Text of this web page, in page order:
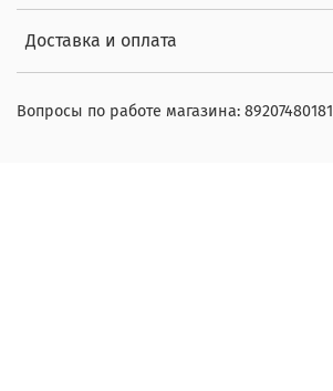
Доставка и оплата
Вопросы по работе магазина: 89207480181